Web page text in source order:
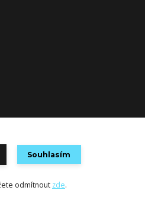
Eshop-rychle.cz
Souhlasím
odmítnout zde.